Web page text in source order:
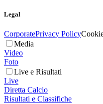
Legal
CorporatePrivacy Policy
Media
Video
Foto
Live e Risultati
Live
Diretta Calcio
Risultati e Classifiche